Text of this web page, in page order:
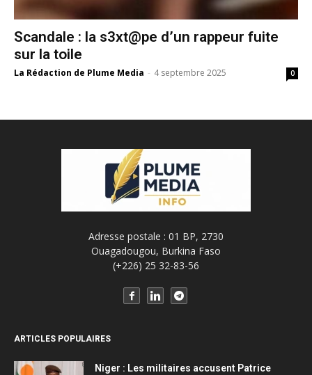
Scandale : la s3xt@pe d’un rappeur fuite
sur la toile
La Rédaction de Plume Media - 4 septembre 2025 0
Adresse postale : 01 BP, 2730
Ouagadougou, Burkina Faso
(+226) 25 32-83-56
ARTICLES POPULAIRES
Niger : Les militaires accusent Patrice